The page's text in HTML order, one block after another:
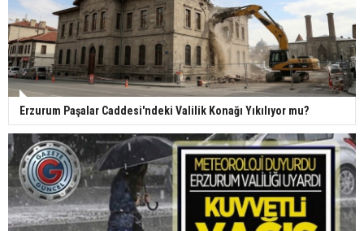
Erzurum Paşalar Caddesi'ndeki Valilik Konağı Yıkılıyor mu?